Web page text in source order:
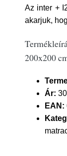
Az inter +
akarjuk,
200x200
Ár:
EAN: